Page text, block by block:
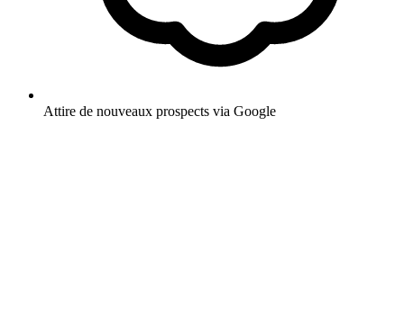
Attire de nouveaux prospects via Google